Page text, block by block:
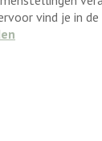
vind je in de